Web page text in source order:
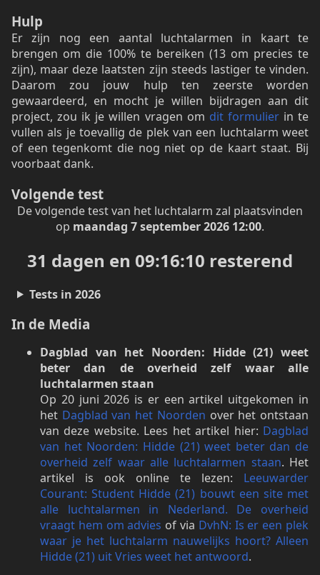
Hulp
Er zijn nog een aantal luchtalarmen in kaart te
brengen om die 100% te bereiken (13 om precies te
zijn), maar deze laatsten zijn steeds lastiger te vinden.
Daarom zou jouw hulp ten zeerste worden
gewaardeerd, en mocht je willen bijdragen aan dit
project, zou ik je willen vragen om dit formulierin te
vullen als je toevallig de plek van een luchtalarm weet
of een tegenkomt die nog niet op de kaart staat. Bij
voorbaat dank.
Volgende test
De volgende test van het luchtalarm zal plaatsvinden
op maandag 7 september 2026 12:00.
31 dagen en 09:16:10 resterend
Tests in 2026
In de Media
Dagblad van het Noorden: Hidde (21) weet
beter dan de overheid zelf waar alle
luchtalarmen staan
Op 20 juni 2026 is er een artikel uitgekomen in
het Dagblad van het Noorden over het ontstaan
van deze website. Lees het artikel hier: Dagblad
van het Noorden: Hidde (21) weet beter dan de
overheid zelf waar alle luchtalarmen staan. Het
artikel is ook online te lezen: Leeuwarder
Courant: Student Hidde (21) bouwt een site met
alle luchtalarmen in Nederland. De overheid
vraagt hem om advies of via DvhN: Is er een plek
waar je het luchtalarm nauwelijks hoort? Alleen
Hidde (21) uit Vries weet het antwoord.